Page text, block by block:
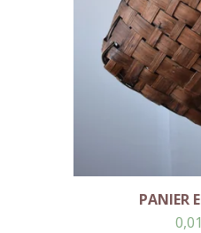
PANIER
0,01